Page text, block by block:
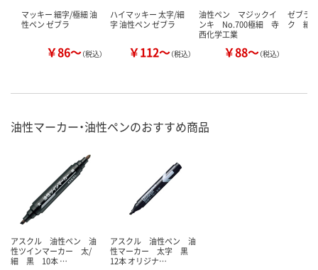
マッキー 細字/極細 油
性ペン ゼブラ
￥86～（税込）
ハイマッキー 太字/細
字 油性ペン ゼブラ
￥112～（税込）
油性ペン マジックイ
ンキ No.700極細 寺
西化学工業
￥88～（税込）
ゼブラ
ク 細字
油性マーカー・油性ペンのおすすめ商品
アスクル 油性ペン 油
性ツインマーカー 太/
細 黒 10本 …
アスクル 油性ペン 油
性マーカー 太字 黒
12本 オリジナ…